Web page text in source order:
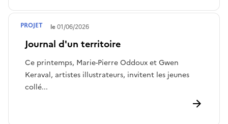
Journal d'un territoire
Ce printemps, Marie-Pierre Oddoux et Gwen
Keraval, artistes illustrateurs, invitent les jeunes
collé...
Terminé le01/06/2026
PROJET